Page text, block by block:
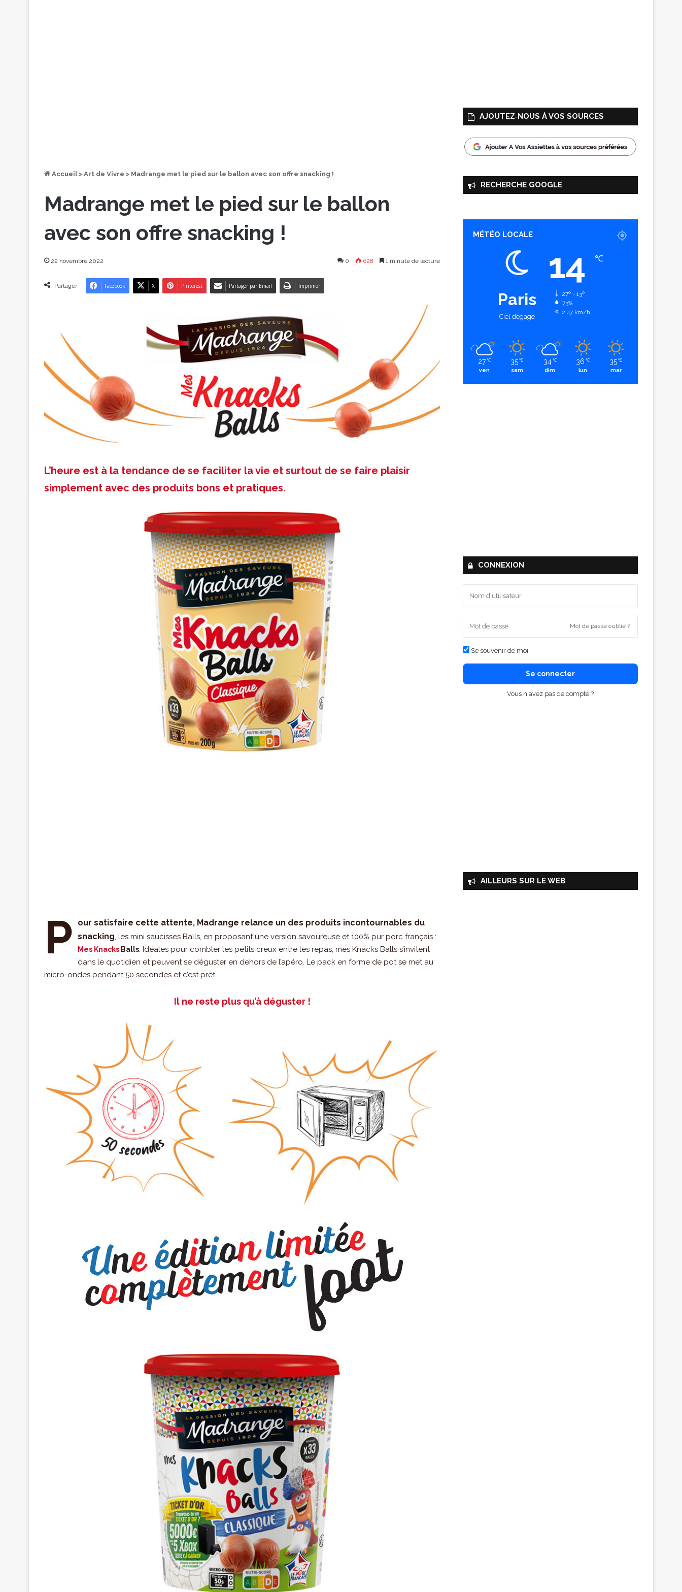
Accueil > Art de Vivre > Madrange met le pied sur le ballon avec son offre snacking !
Madrange met le pied sur le ballon
avec son offre snacking !
22 novembre 2022 0 628 1 minute de lecture
Partager Facebook X Pinterest Partager par Email Imprimer
L’heure est à la tendance de se faciliter la vie et surtout de se faire plaisir
simplement avec des produits bons et pratiques.
P
our satisfaire cette attente, Madrange relance un des produits incontournables du
snacking, les mini saucisses Balls, en proposant une version savoureuse et 100% pur porc français :
Mes Knacks Balls. Idéales pour combler les petits creux entre les repas, mes Knacks Balls s’invitent
dans le quotidien et peuvent se déguster en dehors de l’apéro. Le pack en forme de pot se met au
micro-ondes pendant 50 secondes et c’est prêt.
Il ne reste plus qu’à déguster !
AJOUTEZ‑NOUS À VOS SOURCES
RECHERCHE GOOGLE
MÉTÉO LOCALE
Paris
Ciel dégagé
14 ℃
27º - 13º
73%
2.47 km/h
27 ℃
ven
35 ℃
sam
34 ℃
dim
36 ℃
lun
35 ℃
mar
CONNEXION
Mot de passe oublié ?
Se souvenir de moi
Se connecter
Vous n'avez pas de compte ?
AILLEURS SUR LE WEB